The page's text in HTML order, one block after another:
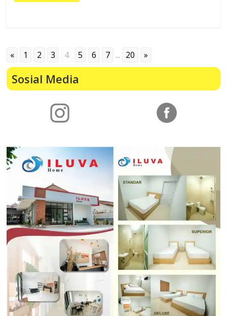
« 1 2 3 4 5 6 7 ... 20 »
Sosial Media